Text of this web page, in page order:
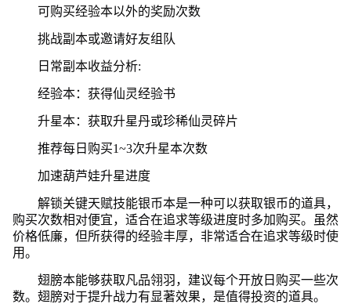
可购买经验本以外的奖励次数
挑战副本或邀请好友组队
日常副本收益分析:
经验本：获得仙灵经验书
升星本：获取升星丹或珍稀仙灵碎片
推荐每日购买1~3次升星本次数
加速葫芦娃升星进度
解锁关键天赋技能银币本是一种可以获取银币的道具，
购买次数相对便宜，适合在追求等级进度时多加购买。虽然
价格低廉，但所获得的经验丰厚，非常适合在追求等级时使
用。
翅膀本能够获取凡品翎羽，建议每个开放日购买一些次
数。翅膀对于提升战力有显著效果，是值得投资的道具。